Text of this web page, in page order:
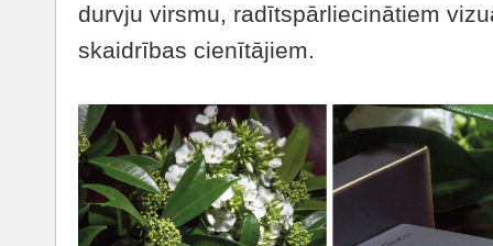
durvju virsmu, radītspārliecinātiem
skaidrības cienītājiem.